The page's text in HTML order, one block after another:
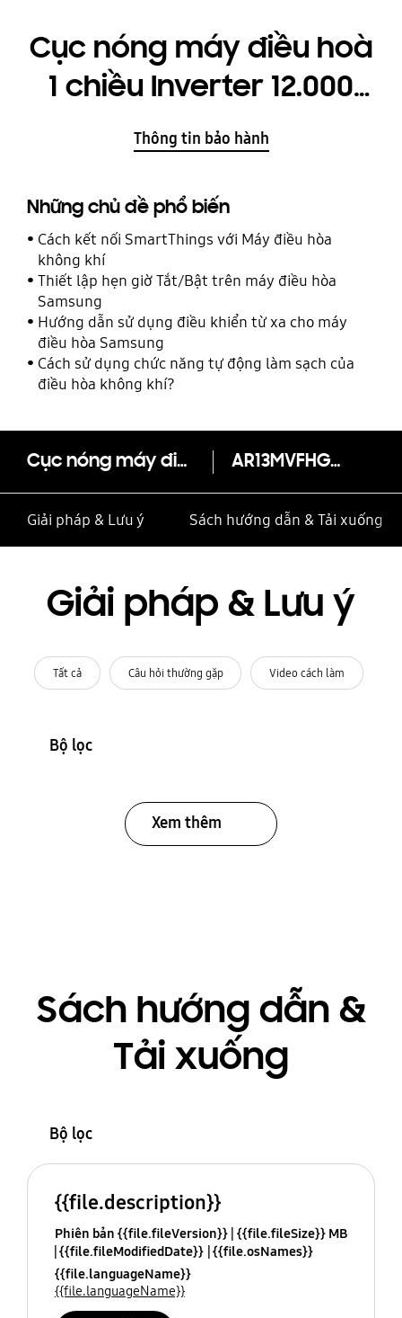
Cục nóng máy điều hoà
1 chiều Inverter 12.000
BTU/h
Thông tin bảo hành
Những chủ đề phổ biến
Cách kết nối SmartThings với Máy điều hòa
không khí
Thiết lập hẹn giờ Tắt/Bật trên máy điều hòa
Samsung
Hướng dẫn sử dụng điều khiển từ xa cho máy
điều hòa Samsung
Cách sử dụng chức năng tự động làm sạch của
điều hòa không khí?
Cục nóng máy điều hoà 1 chiều Inverter 12.000 BTU/h (AR13MVFHGWKXSV) AR13MVFHGWKXSV
Giải pháp & Lưu ý Sách hướng dẫn & Tải xuống
Giải pháp & Lưu ý
Tất cả Câu hỏi thường gặp Video cách làm
Bộ lọc
Xem thêm
Sách hướng dẫn &
Tải xuống
Bộ lọc
{{file.description}}
Phiên bản {{file.fileVersion}} {{file.fileSize}} MB
{{file.fileModifiedDate}} {{file.osNames}}
{{file.languageName}}
{{file.languageName}}